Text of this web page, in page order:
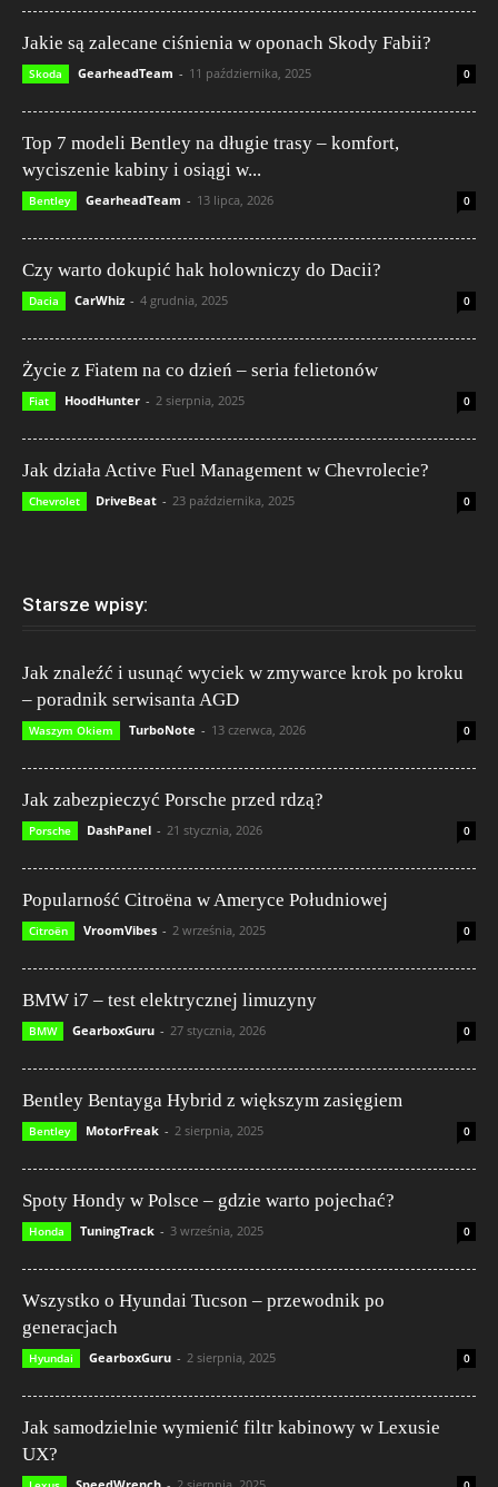
Jakie są zalecane ciśnienia w oponach Skody Fabii?
Skoda GearheadTeam - 11 października, 2025 0
Top 7 modeli Bentley na długie trasy – komfort,
wyciszenie kabiny i osiągi w...
Bentley GearheadTeam - 13 lipca, 2026 0
Czy warto dokupić hak holowniczy do Dacii?
Dacia CarWhiz - 4 grudnia, 2025 0
Życie z Fiatem na co dzień – seria felietonów
Fiat HoodHunter - 2 sierpnia, 2025 0
Jak działa Active Fuel Management w Chevrolecie?
Chevrolet DriveBeat - 23 października, 2025 0
Starsze wpisy:
Jak znaleźć i usunąć wyciek w zmywarce krok po kroku
– poradnik serwisanta AGD
Waszym Okiem TurboNote - 13 czerwca, 2026 0
Jak zabezpieczyć Porsche przed rdzą?
Porsche DashPanel - 21 stycznia, 2026 0
Popularność Citroëna w Ameryce Południowej
Citroën VroomVibes - 2 września, 2025 0
BMW i7 – test elektrycznej limuzyny
BMW GearboxGuru - 27 stycznia, 2026 0
Bentley Bentayga Hybrid z większym zasięgiem
Bentley MotorFreak - 2 sierpnia, 2025 0
Spoty Hondy w Polsce – gdzie warto pojechać?
Honda TuningTrack - 3 września, 2025 0
Wszystko o Hyundai Tucson – przewodnik po
generacjach
Hyundai GearboxGuru - 2 sierpnia, 2025 0
Jak samodzielnie wymienić filtr kabinowy w Lexusie
UX?